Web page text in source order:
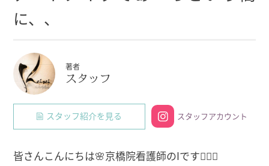
に、、
著者
スタッフ
スタッフ紹介を見る スタッフアカウント
皆さんこんにちは️🌸京橋院看護師のIです🙆‍♀️✨